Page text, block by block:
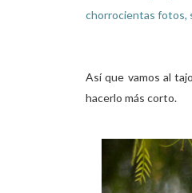
chorrocientas fotos,
Así que vamos al
hacerlo más corto.